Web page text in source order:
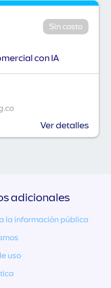
Sin costo
con IA
Ver detalles
adicionales
la información pública
uso